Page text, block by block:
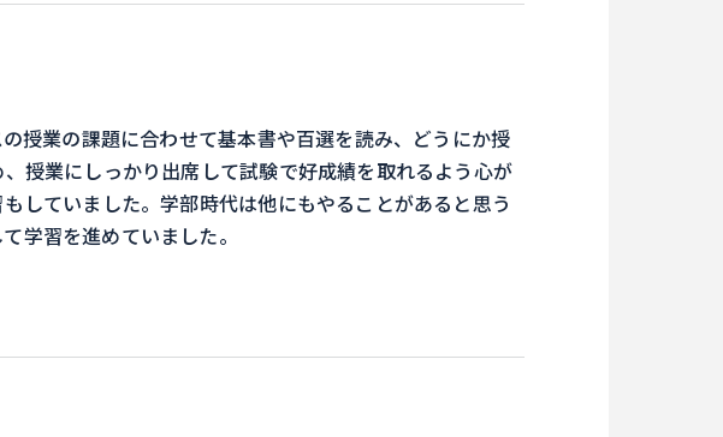
授業の課題に合わせて基本書や百選を読み、どうにか授
授業にしっかり出席して試験で好成績を取れるよう心が
していました。学部時代は他にもやることがあると思う
学習を進めていました。